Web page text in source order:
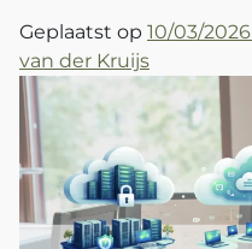
Geplaatst op 10/03/2026
van der Kruijs